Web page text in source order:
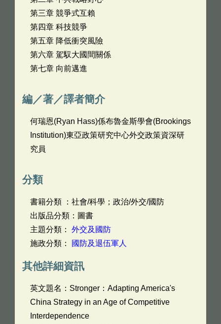
第三章 競爭式互賴
第四章 科技競爭
第五章 降低衝突風險
第六章 駕馭大國間關係
第七章 向前邁進
編／著／譯者簡介
何瑞恩(Ryan Hass)係布魯金斯學會(Brookings
Institution)東亞政策研究中心外交政策資深研
究員
分類
書籍分類 ：社會/科學；政治/外交/國防
出版品分類：圖書
主題分類： 外交及國防
施政分類：
國防及退伍軍人
其他詳細資訊
英文題名： Stronger：Adapting America's
China Strategy in an Age of Competitive
Interdependence